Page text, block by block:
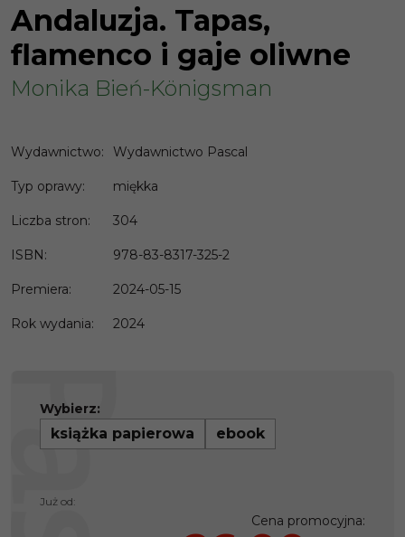
Andaluzja. Tapas,
flamenco i gaje oliwne
Monika Bień-Königsman
Wydawnictwo: Wydawnictwo Pascal
Typ oprawy: miękka
Liczba stron: 304
ISBN: 978-83-8317-325-2
Premiera: 2024-05-15
Rok wydania: 2024
Wybierz:
książka papierowa ebook
Już od:
Cena promocyjna: